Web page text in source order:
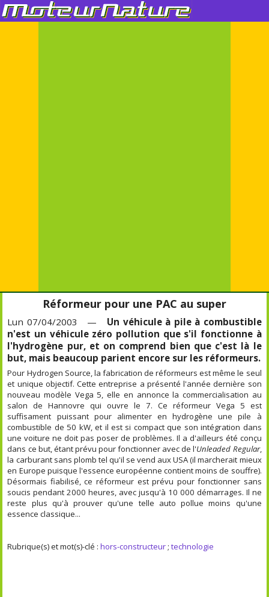
Réformeur pour une PAC au super
Lun 07/04/2003 — Un véhicule à pile à combustible
n'est un véhicule zéro pollution que s'il fonctionne à
l'hydrogène pur, et on comprend bien que c'est là le
but, mais beaucoup parient encore sur les réformeurs.
Pour Hydrogen Source, la fabrication de réformeurs est même le seul
et unique objectif. Cette entreprise a présenté l'année dernière son
nouveau modèle Vega 5, elle en annonce la commercialisation au
salon de Hannovre qui ouvre le 7. Ce réformeur Vega 5 est
suffisament puissant pour alimenter en hydrogène une pile à
combustible de 50 kW, et il est si compact que son intégration dans
une voiture ne doit pas poser de problèmes. Il a d'ailleurs été conçu
dans ce but, étant prévu pour fonctionner avec de l'Unleaded Regular,
la carburant sans plomb tel qu'il se vend aux USA (il marcherait mieux
en Europe puisque l'essence européenne contient moins de souffre).
Désormais fiabilisé, ce réformeur est prévu pour fonctionner sans
soucis pendant 2000 heures, avec jusqu'à 10 000 démarrages. Il ne
reste plus qu'à prouver qu'une telle auto pollue moins qu'une
essence classique...
Rubrique(s) et mot(s)-clé :hors-constructeur;technologie